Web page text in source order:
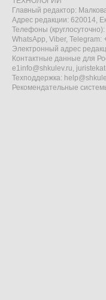
Главный редактор:
Адрес редакции: 620014,
Телефоны
WhatsApp, Viber, Telegram:
Электронный адрес
Контактные данные для
e1info@shkulev.ru,
Техподдержка:
Рекомендательные